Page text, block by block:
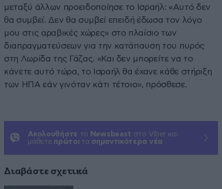
μεταξύ άλλων προειδοποίησε το Ισραήλ: «Αυτό δεν
θα συμβεί. Δεν θα συμβεί επειδή έδωσα τον λόγο
μου στις αραβικές χώρες» στο πλαίσιο των
διαπραγματεύσεων για την κατάπαυση του πυρός
στη Λωρίδα της Γάζας. «Και δεν μπορείτε να το
κάνετε αυτό τώρα, το Ισραήλ θα έχανε κάθε στήριξη
των ΗΠΑ εάν γινόταν κάτι τέτοιο», πρόσθεσε.
Ακολουθήστε το Newsbeast στο Viber και
μάθετε πρώτοι τα σημαντικότερα νέα
Διαβάστε σχετικά